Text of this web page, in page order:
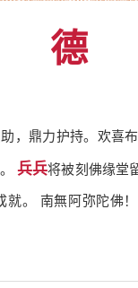
德
，鼎力护持。欢喜
。兵兵将被刻佛缘堂
就。 南無阿弥陀佛